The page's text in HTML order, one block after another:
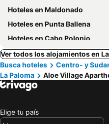
Hoteles en Maldonado
Hoteles en Punta Ballena
Hoteles en Cabo Polonio
Ver todos los alojamientos en
Busca hoteles
Centro- y
La Paloma
Aloe Village
Elige tu país